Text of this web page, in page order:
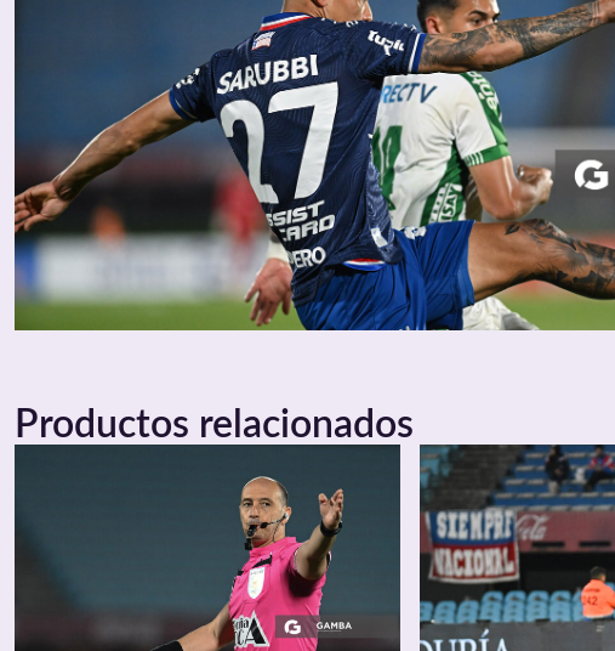
Productos relacionados